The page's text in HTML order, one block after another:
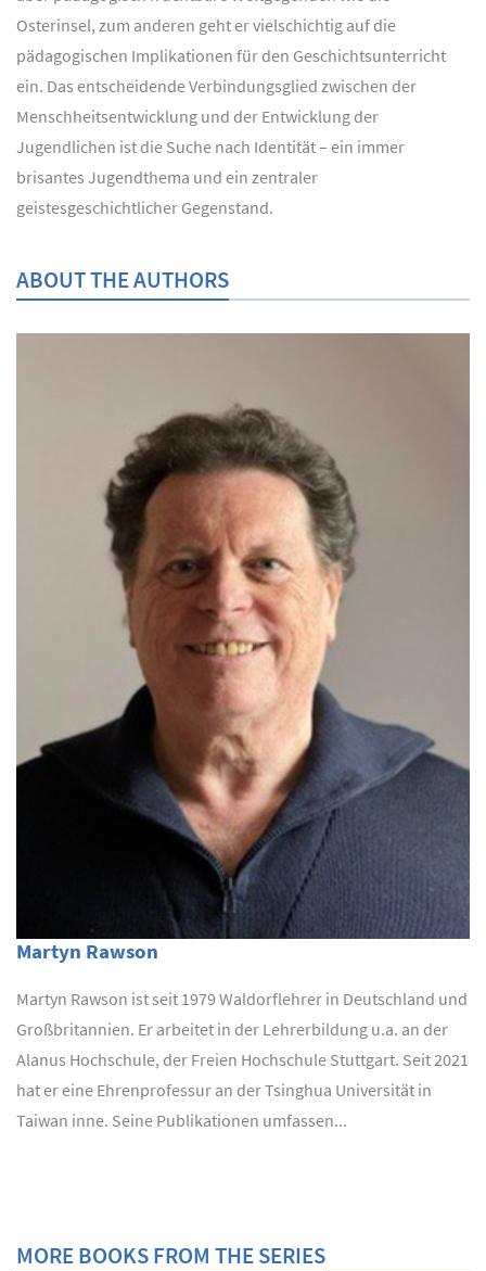
Osterinsel, zum anderen geht er vielschichtig auf die
pädagogischen Implikationen für den Geschichtsunterricht
ein. Das entscheidende Verbindungsglied zwischen der
Menschheitsentwicklung und der Entwicklung der
Jugendlichen ist die Suche nach Identität – ein immer
brisantes Jugendthema und ein zentraler
geistesgeschichtlicher Gegenstand.
ABOUT THE AUTHORS
Martyn Rawson
Martyn Rawson ist seit 1979 Waldorflehrer in Deutschland und
Großbritannien. Er arbeitet in der Lehrerbildung u.a. an der
Alanus Hochschule, der Freien Hochschule Stuttgart. Seit 2021
hat er eine Ehrenprofessur an der Tsinghua Universität in
Taiwan inne. Seine Publikationen umfassen...
MORE BOOKS FROM THE SERIES